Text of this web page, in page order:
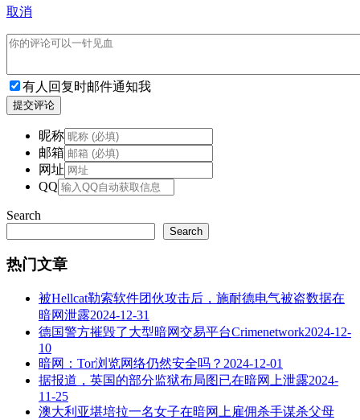
取消
有人回复时邮件通知我
提交评论
昵称
邮箱
网址
QQ
Search
Search
热门文章
被Hellcat勒索软件团伙攻击后，施耐德电气被盗数据在
暗网泄露2024-12-31
德国警方摧毁了大型暗网交易平台Crimenetwork2024-12-
10
暗网：Tor浏览网络仍然安全吗？ 2024-12-01
据报道，英国的部分监狱布局图已在暗网上泄露2024-
11-25
澳大利亚堪培拉一名女子在暗网上雇佣杀手谋杀父母